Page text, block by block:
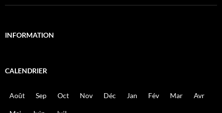
INFORMATION
CALENDRIER
Août Sep Oct Nov Déc Jan Fév Mar Avr